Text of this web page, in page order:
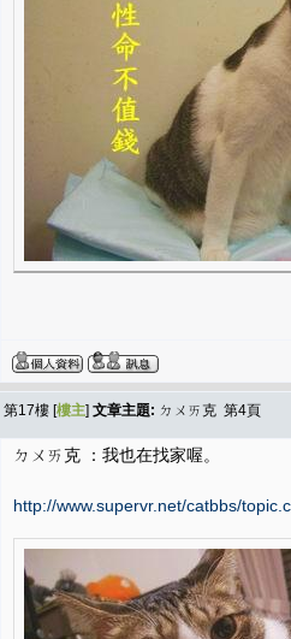
第17樓 [樓主] 文章主題: ㄉㄨㄞ克 第4頁
ㄉㄨㄞ克 ：我也在找家喔。
http://www.supervr.net/catbbs/